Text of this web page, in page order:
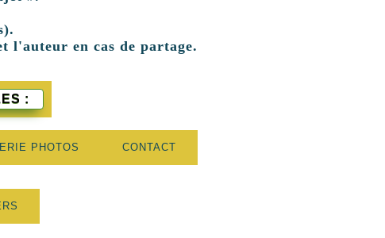
l'auteur en cas de partage.
:
PHOTOS CONTACT